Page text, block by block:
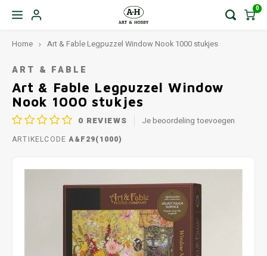
0
Home Art & Fable Legpuzzel Window Nook 1000 stukjes
ART & FABLE
Art & Fable Legpuzzel Window
Nook 1000 stukjes
0 REVIEWS Je beoordeling toevoegen
ARTIKELCODE A&F29(1000)